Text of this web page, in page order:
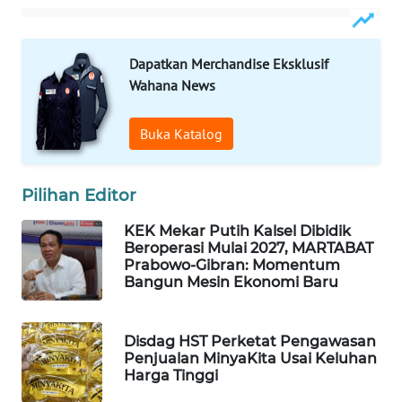
Dapatkan Merchandise Eksklusif
Wahana News
Buka Katalog
Pilihan Editor
KEK Mekar Putih Kalsel Dibidik
Beroperasi Mulai 2027, MARTABAT
Prabowo-Gibran: Momentum
Bangun Mesin Ekonomi Baru
Disdag HST Perketat Pengawasan
Penjualan MinyaKita Usai Keluhan
Harga Tinggi
WAHANA
WISATA
LAPAK
WAHANA
Wahana
Network
KONSUMEN
LISTRIK
KELISTRIKAN
WALINKI